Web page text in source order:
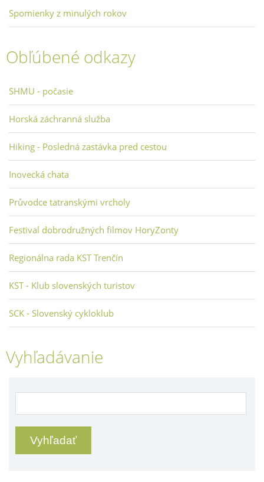
Spomienky z minulých rokov
Obľúbené odkazy
SHMU - počasie
Horská záchranná služba
Hiking - Posledná zastávka pred cestou
Inovecká chata
Průvodce tatranskými vrcholy
Festival dobrodružných filmov HoryZonty
Regionálna rada KST Trenčín
KST - Klub slovenských turistov
SCK - Slovenský cykloklub
Vyhľadávanie